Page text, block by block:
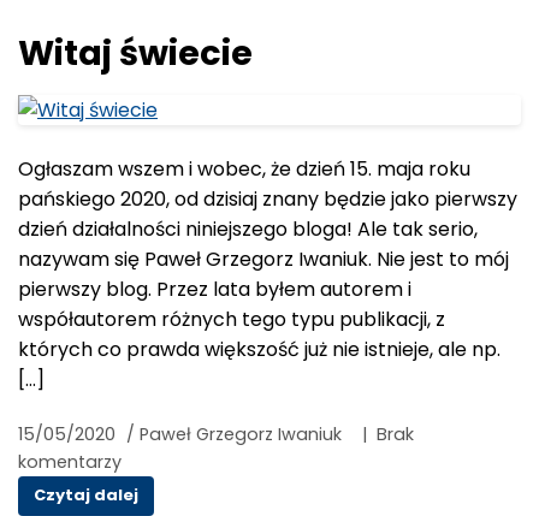
Witaj świecie
Ogłaszam wszem i wobec, że dzień 15. maja roku
pańskiego 2020, od dzisiaj znany będzie jako pierwszy
dzień działalności niniejszego bloga! Ale tak serio,
nazywam się Paweł Grzegorz Iwaniuk. Nie jest to mój
pierwszy blog. Przez lata byłem autorem i
współautorem różnych tego typu publikacji, z
których co prawda większość już nie istnieje, ale np.
[…]
15/05/2020 / Paweł Grzegorz Iwaniuk | Brak
komentarzy
Czytaj dalejWitaj świecie